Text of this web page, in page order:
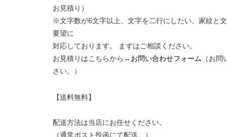
お見積り）
※文字数が6文字以上、文字を二行にしたい、家紋と
要望に
対応しております。 まずはご相談ください。
お見積りはこちらから→ お問い合わせフォーム （お
さい。）
【送料無料】
配送方法は当店にお任せください。
（通常ポスト投函にて配送。）